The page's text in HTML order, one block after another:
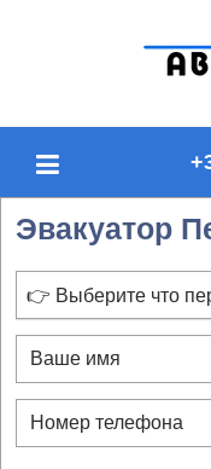
Эвакуатор
👉 Выберите что